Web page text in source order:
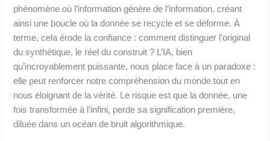
phénomène où l’information génère de l’information, créant
ainsi une boucle où la donnée se recycle et se déforme. À
terme, cela érode la confiance : comment distinguer l’original
du synthétique, le réel du construit ? L’IA, bien
qu’incroyablement puissante, nous place face à un paradoxe :
elle peut renforcer notre compréhension du monde tout en
nous éloignant de la vérité. Le risque est que la donnée, une
fois transformée à l’infini, perde sa signification première,
diluée dans un océan de bruit algorithmique.